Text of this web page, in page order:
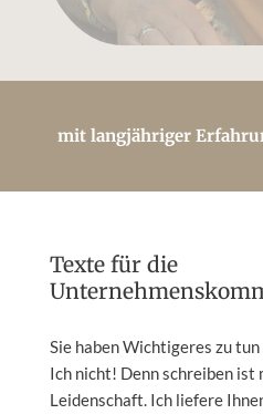
mit langjähriger
Texte für die
Sie haben Wichtigeres zu
Ich nicht! Denn schreiben ist
Leidenschaft. Ich liefere